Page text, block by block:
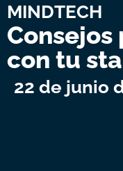
MINDTECH
con tu
22 de junio